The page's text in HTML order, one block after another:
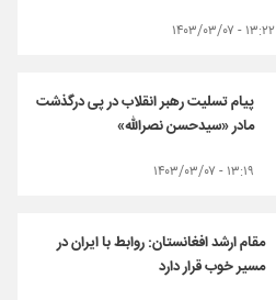
۱۳:۲۲ - ۱۴۰۳/۰۳/۰۷
پیام تسلیت رهبر انقلاب در پی درگذشت
مادر «سیدحسن نصرالله»
۱۳:۱۹ - ۱۴۰۳/۰۳/۰۷
مقام ارشد افغانستان: روابط با ایران در
مسیر خوب قرار دارد